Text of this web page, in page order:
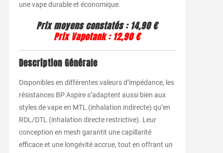
une vape durable et économique.
Prix moyens constatés : 14,90 €
Prix Vapotank : 12,90 €
Description Générale
Disponibles en différentes valeurs d’impédance, les
résistances BP Aspire s’adaptent aussi bien aux
styles de vape en MTL (inhalation indirecte) qu’en
RDL/DTL (inhalation directe restrictive). Leur
conception en mesh garantit une capillarité
efficace et une longévité accrue, tout en offrant un